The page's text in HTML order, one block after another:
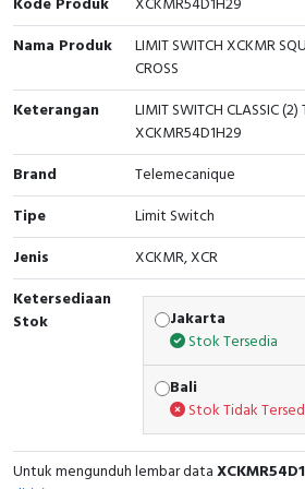
Interactive Flat Panel (IFP)
Extension Power Socket
Vacuum
EcoStruxure Terminal Expert
Pendant / Crane Controller
Panel Kendali
Selector Iluminasi
Flash Buzzers
Potensiometer
Joystick Controller
Foot Switch
Exlhoist / Wireless Crane
Terminal Block
Engsel / Hinge
Industrial Plug & Socket
Busbar
Junction Box
MCB Box
Motion Sensors
Accessories Elektrikal
Empty Box
Inverter
Electric Motor
Accessories
Digistart
Testers
Compact Data Loggers
Field Measuring
Nama Produk
LIMIT SWITCH XCKMR
CROSS
Keterangan
LIMIT SWITCH CLASSIC
XCKMR54D1H29
Brand
Telemecanique
Tipe
Limit Switch
Jenis
XCKMR, XCR
Ketersediaan
Stok
Jakarta
Stok Tersedia
Bali
Stok Tidak
Untuk mengunduh lembar data